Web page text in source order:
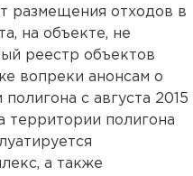
размещения отходов в
на объекте, не
реестр объектов
вопреки анонсам о
с августа 2015
территории полигона
а также